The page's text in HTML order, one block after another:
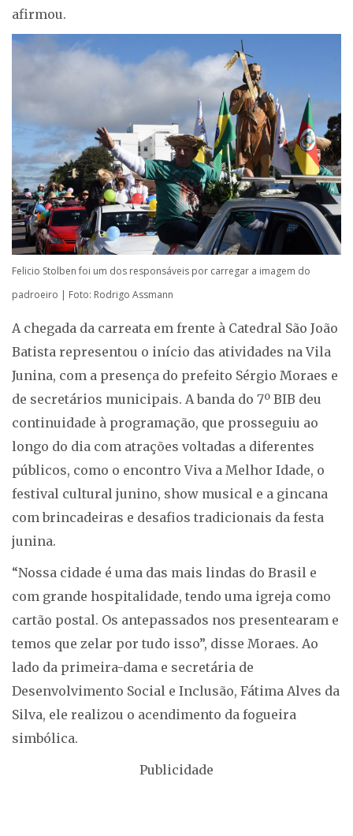
afirmou.
Felicio Stolben foi um dos responsáveis por carregar a imagem do
padroeiro | Foto: Rodrigo Assmann
A chegada da carreata em frente à Catedral São João
Batista representou o início das atividades na Vila
Junina, com a presença do prefeito Sérgio Moraes e
de secretários municipais. A banda do 7º BIB deu
continuidade à programação, que prosseguiu ao
longo do dia com atrações voltadas a diferentes
públicos, como o encontro Viva a Melhor Idade, o
festival cultural junino, show musical e a gincana
com brincadeiras e desafios tradicionais da festa
junina.
“Nossa cidade é uma das mais lindas do Brasil e
com grande hospitalidade, tendo uma igreja como
cartão postal. Os antepassados nos presentearam e
temos que zelar por tudo isso”, disse Moraes. Ao
lado da primeira-dama e secretária de
Desenvolvimento Social e Inclusão, Fátima Alves da
Silva, ele realizou o acendimento da fogueira
simbólica.
Publicidade